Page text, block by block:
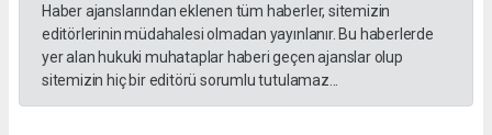
Haber ajanslarından eklenen tüm haberler, sitemizin
editörlerinin müdahalesi olmadan yayınlanır. Bu haberlerde
yer alan hukuki muhataplar haberi geçen ajanslar olup
sitemizin hiç bir editörü sorumlu tutulamaz...